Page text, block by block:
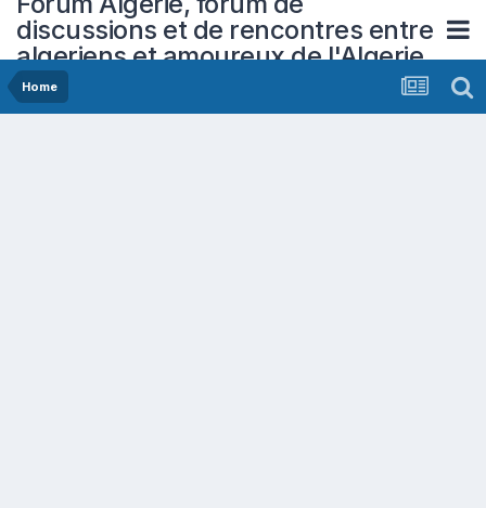
discussions et de rencontres entre
algeriens et amoureux de l'Algerie
Home